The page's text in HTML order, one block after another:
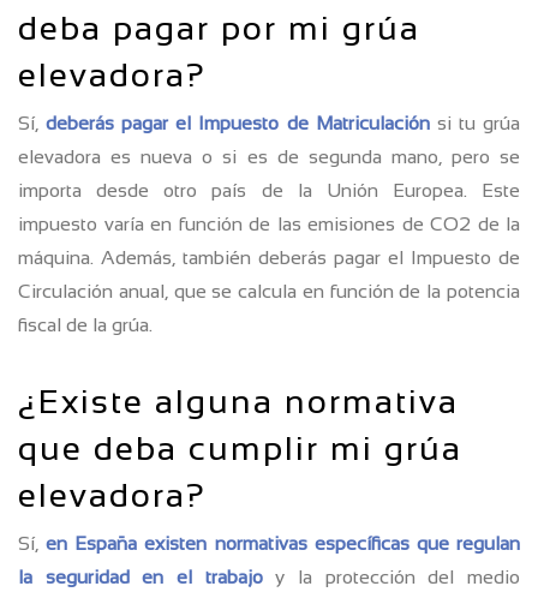
deba pagar por mi grúa
elevadora?
Sí,deberás pagar el Impuesto de Matriculaciónsi tu grúa
elevadora es nueva o si es de segunda mano, pero se
importa desde otro país de la Unión Europea. Este
impuesto varía en función de las emisiones de CO2 de la
máquina. Además, también deberás pagar el Impuesto de
Circulación anual, que se calcula en función de la potencia
fiscal de la grúa.
¿Existe alguna normativa
que deba cumplir mi grúa
elevadora?
Sí,en España existen normativas específicas que regulan
la seguridad en el trabajoy la protección del medio